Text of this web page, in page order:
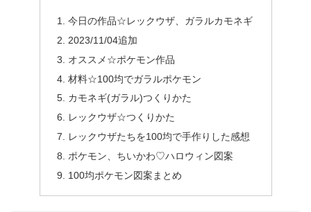
今日の作品☆レックウザ、ガラルカモネギ
2023/11/04追加
オススメ☆ポケモン作品
材料☆100均でガラルポケモン
カモネギ(ガラル)つくりかた
レックウザ☆つくりかた
レックウザたちを100均で手作りした感想
ポケモン、ちいかわ♡ハロウィン図案
100均ポケモン図案まとめ